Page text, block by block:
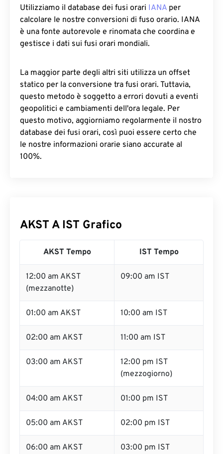
Utilizziamo il database dei fusi orari IANA per
calcolare le nostre conversioni di fuso orario. IANA
è una fonte autorevole e rinomata che coordina e
gestisce i dati sui fusi orari mondiali.
La maggior parte degli altri siti utilizza un offset
statico per la conversione tra fusi orari. Tuttavia,
questo metodo è soggetto a errori dovuti a eventi
geopolitici e cambiamenti dell'ora legale. Per
questo motivo, aggiorniamo regolarmente il nostro
database dei fusi orari, così puoi essere certo che
le nostre informazioni orarie siano accurate al
100%.
AKST A IST Grafico
AKST Tempo IST Tempo
12:00 am AKST
(mezzanotte)
09:00 am IST
01:00 am AKST 10:00 am IST
02:00 am AKST 11:00 am IST
03:00 am AKST
12:00 pm IST
(mezzogiorno)
04:00 am AKST 01:00 pm IST
05:00 am AKST 02:00 pm IST
06:00 am AKST 03:00 pm IST